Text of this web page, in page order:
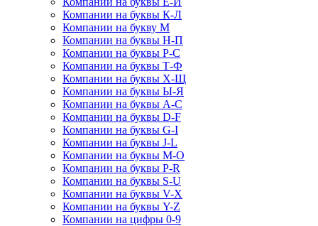
Компании на буквы К-Л
Компании на букву М
Компании на буквы Н-П
Компании на буквы Р-С
Компании на буквы Т-Ф
Компании на буквы Х-Щ
Компании на буквы Ы-Я
Компании на буквы A-C
Компании на буквы D-F
Компании на буквы G-I
Компании на буквы J-L
Компании на буквы M-O
Компании на буквы P-R
Компании на буквы S-U
Компании на буквы V-X
Компании на буквы Y-Z
Компании на цифры 0-9